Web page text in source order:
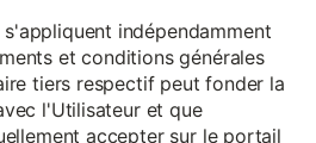
s'appliquent indépendamment
et conditions générales
tiers respectif peut fonder la
l'Utilisateur et que
accepter sur le portail